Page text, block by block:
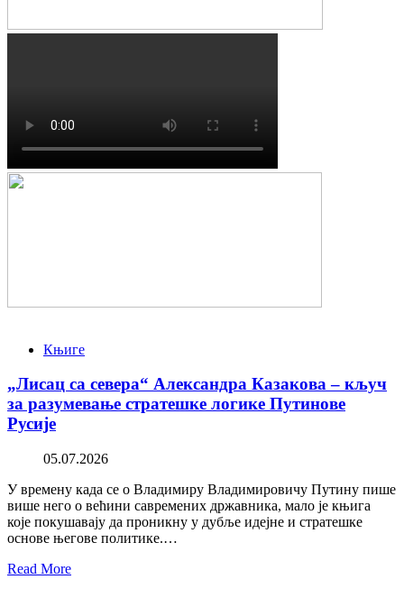
Књиге
„Лисац са севера“ Александра Казакова – кључ
за разумевање стратешке логике Путинове
Русије
05.07.2026
У времену када се о Владимиру Владимировичу Путину пише
више него о већини савремених државника, мало је књига
које покушавају да проникну у дубље идејне и стратешке
основе његове политике.…
Read More